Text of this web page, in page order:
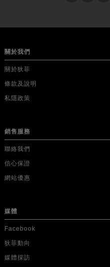
關於我們
關於狄菲
條款及說明
私隱政策
銷售服務
聯絡我們
信心保證
網站優惠
媒體
Facebook
狄菲動向
媒體採訪